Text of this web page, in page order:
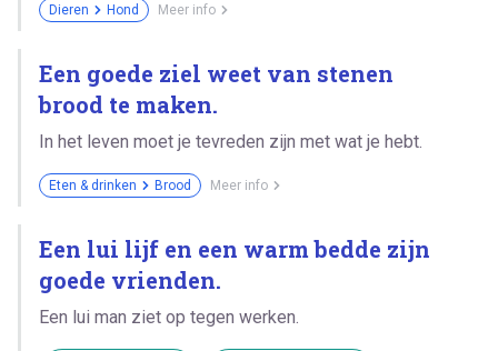
Dieren Hond Meer info
Een goede ziel weet van stenen
brood te maken.
In het leven moet je tevreden zijn met wat je hebt.
Eten & drinken Brood Meer info
Een lui lijf en een warm bedde zijn
goede vrienden.
Een lui man ziet op tegen werken.